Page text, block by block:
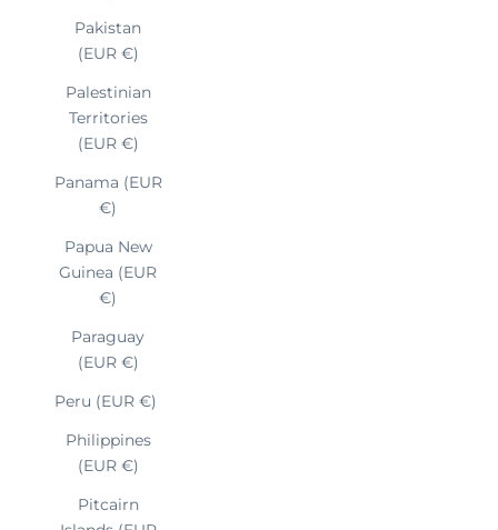
Pakistan
(EUR €)
Palestinian
Territories
(EUR €)
Panama (EUR
€)
Papua New
Guinea (EUR
€)
Paraguay
(EUR €)
Peru (EUR €)
Philippines
(EUR €)
Pitcairn